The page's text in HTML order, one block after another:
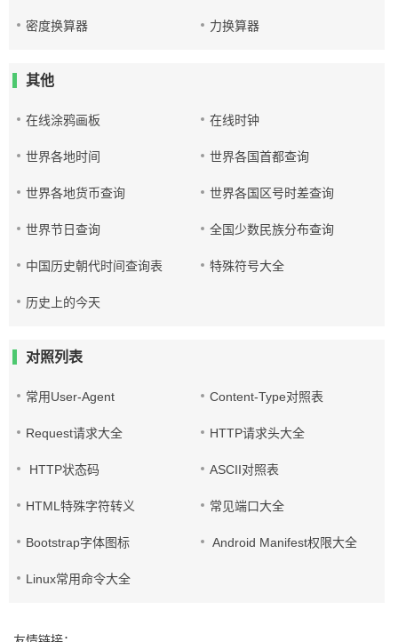
密度换算器 力换算器
其他
在线涂鸦画板 在线时钟
世界各地时间 世界各国首都查询
世界各地货币查询 世界各国区号时差查询
世界节日查询 全国少数民族分布查询
中国历史朝代时间查询表 特殊符号大全
历史上的今天
对照列表
常用User-Agent Content-Type对照表
Request请求大全 HTTP请求头大全
HTTP状态码 ASCII对照表
HTML特殊字符转义 常见端口大全
Bootstrap字体图标 Android Manifest权限大全
Linux常用命令大全